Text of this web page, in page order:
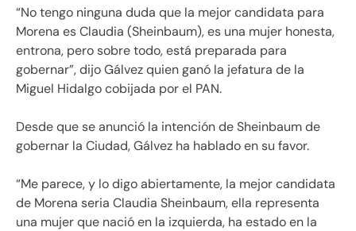
“No tengo ninguna duda que la mejor candidata para
Morena es Claudia (Sheinbaum), es una mujer honesta,
entrona, pero sobre todo, está preparada para
gobernar”, dijo Gálvez quien ganó la jefatura de la
Miguel Hidalgo cobijada por el PAN.
Desde que se anunció la intención de Sheinbaum de
gobernar la Ciudad, Gálvez ha hablado en su favor.
“Me parece, y lo digo abiertamente, la mejor candidata
de Morena seria Claudia Sheinbaum, ella representa
una mujer que nació en la izquierda, ha estado en la